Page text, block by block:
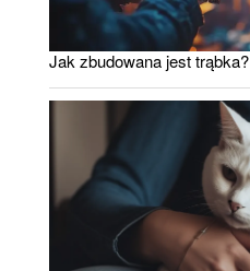
Jak zbudowana jest trąbka?